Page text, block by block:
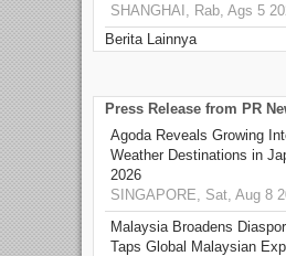
SHANGHAI, Rab, Ags 5
Berita Lainnya
Press Release from PR
Agoda Reveals Growing
Weather Destinations in
2026
SINGAPORE, Sat, Aug 8
Malaysia Broadens
Taps Global Malaysian